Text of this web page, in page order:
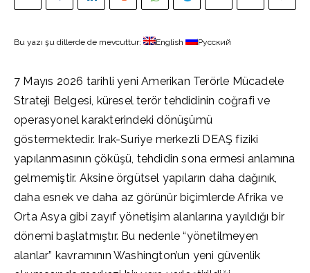
Bu yazı şu dillerde de mevcuttur: English Русский
7 Mayıs 2026 tarihli yeni Amerikan Terörle Mücadele
Strateji Belgesi, küresel terör tehdidinin coğrafi ve
operasyonel karakterindeki dönüşümü
göstermektedir. Irak-Suriye merkezli DEAŞ fiziki
yapılanmasının çöküşü, tehdidin sona ermesi anlamına
gelmemiştir. Aksine örgütsel yapıların daha dağınık,
daha esnek ve daha az görünür biçimlerde Afrika ve
Orta Asya gibi zayıf yönetişim alanlarına yayıldığı bir
dönemi başlatmıştır. Bu nedenle “yönetilmeyen
alanlar” kavramının Washington’un yeni güvenlik